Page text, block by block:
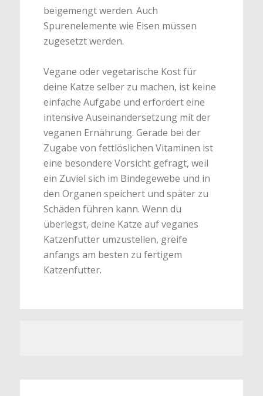
beigemengt werden. Auch
Spurenelemente wie Eisen müssen
zugesetzt werden.
Vegane oder vegetarische Kost für
deine Katze selber zu machen, ist keine
einfache Aufgabe und erfordert eine
intensive Auseinandersetzung mit der
veganen Ernährung. Gerade bei der
Zugabe von fettlöslichen Vitaminen ist
eine besondere Vorsicht gefragt, weil
ein Zuviel sich im Bindegewebe und in
den Organen speichert und später zu
Schäden führen kann. Wenn du
überlegst, deine Katze auf veganes
Katzenfutter umzustellen, greife
anfangs am besten zu fertigem
Katzenfutter.